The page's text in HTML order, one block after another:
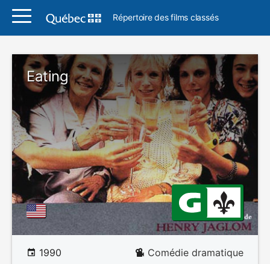
Répertoire des films classés
Eating
1990 Comédie dramatique